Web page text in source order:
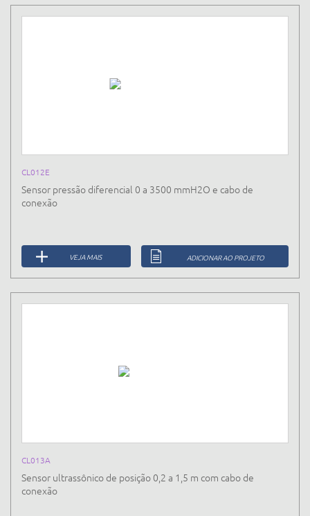
CL012E
Sensor pressão diferencial 0 a 3500 mmH2O e cabo de
conexão
VEJA MAIS ADICIONAR AO PROJETO
CL013A
Sensor ultrassônico de posição 0,2 a 1,5 m com cabo de
conexão